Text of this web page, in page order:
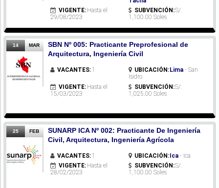
VIGENTE: Hasta el
29/08/2023
SUBVENCIÓN:S/.
1,100.00 Soles
14 MAR
SBN Nº 005: Practicante Preprofesional de
Arquitectura, Ingeniería Civil
VACANTES: 1 UBICACIÓN: Lima - San
Isidro
VIGENTE: Hasta el
15/03/2023
SUBVENCIÓN:S/.
1,025.00 Soles
25 FEB
SUNARP ICA Nº 002: Practicante De Ingeniería
Civil, Arquitectura, Ingeniería Agrícola
VACANTES: 1 UBICACIÓN:Ica - Ica
VIGENTE: Hasta el
28/02/2023
SUBVENCIÓN:S/.
1,100.00 Soles